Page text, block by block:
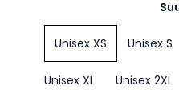
Unisex XS Unisex S
Unisex XL Unisex 2XL